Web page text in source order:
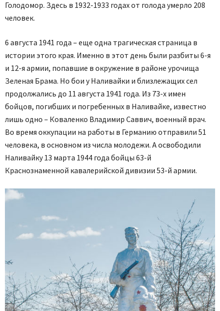
Голодомор. Здесь в 1932-1933 годах от голода умерло 208
человек.
6 августа 1941 года – еще одна трагическая страница в
истории этого края. Именно в этот день были разбиты 6-я
и 12-я армии, попавшие в окружение в районе урочища
Зеленая Брама. Но бои у Наливайки и близлежащих сел
продолжались до 11 августа 1941 года. Из 73-х имен
бойцов, погибших и погребенных в Наливайке, известно
лишь одно – Коваленко Владимир Саввич, военный врач.
Во время оккупации на работы в Германию отправили 51
человека, в основном из числа молодежи. А освободили
Наливайку 13 марта 1944 года бойцы 63-й
Краснознаменной кавалерийской дивизии 53-й армии.